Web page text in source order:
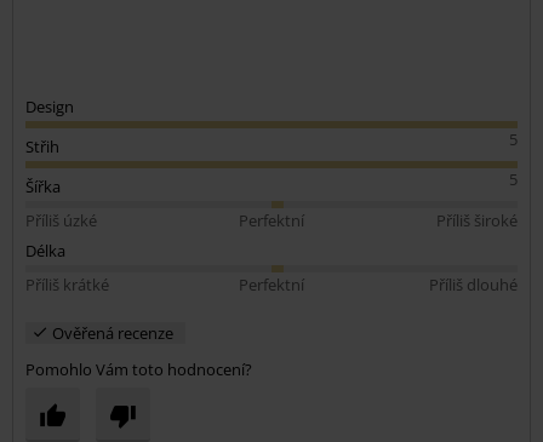
Design
5
Střih
5
Šířka
Příliš úzké
Perfektní
Příliš široké
Délka
Příliš krátké
Perfektní Příliš dlouhé
Ověřená recenze
Pomohlo Vám toto hodnocení?